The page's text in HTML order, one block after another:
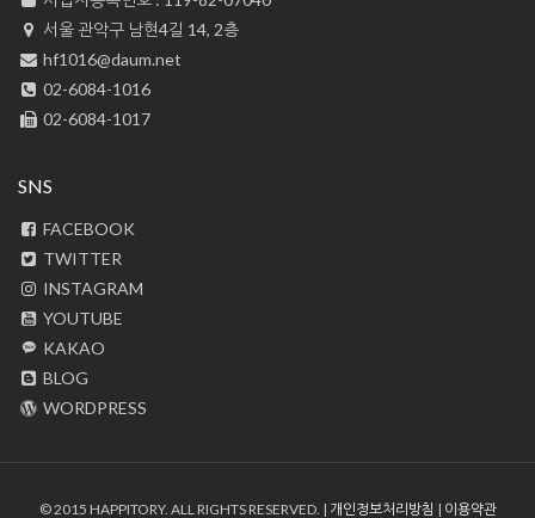
서울 관악구 남현4길 14, 2층
hf1016@daum.net
02-6084-1016
02-6084-1017
SNS
FACEBOOK
TWITTER
INSTAGRAM
YOUTUBE
KAKAO
BLOG
WORDPRESS
© 2015 HAPPITORY. ALL RIGHTS RESERVED. | 개인정보처리방침 | 이용약관